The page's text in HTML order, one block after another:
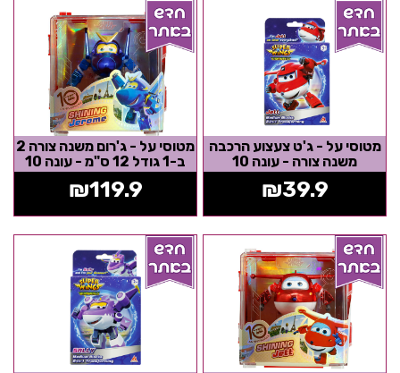
מטוסי על - ג'ט צעצוע הרכבה
משנה צורה - עונה 10
₪39.9
מטוסי על - ג'רום משנה צורה 2
ב-1 גודל 12 ס"מ - עונה 10
₪119.9